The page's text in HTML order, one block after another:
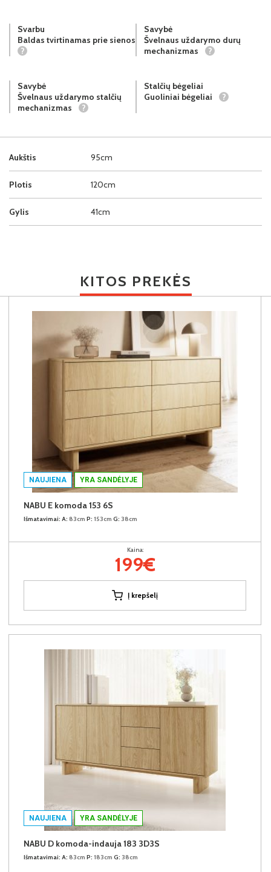
Aukštis 95cm
Plotis 120cm
Gylis 41cm
Svarbu
Baldas tvirtinamas prie sienos
?
Savybė
Švelnaus uždarymo durų
mechanizmas
?
Savybė
Švelnaus uždarymo stalčių
mechanizmas
?
Stalčių bėgeliai
Guoliniai bėgeliai
?
KITOS PREKĖS
NAUJIENA YRA SANDĖLYJE
NABU E komoda 153 6S
Išmatavimai: A: 83cm P: 153cm G: 38cm
Kaina:
199€
Į krepšelį
NAUJIENA YRA SANDĖLYJE
NABU D komoda-indauja 183 3D3S
Išmatavimai: A: 83cm P: 183cm G: 38cm